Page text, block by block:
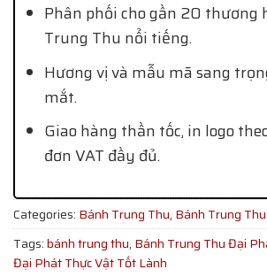
Phân phối cho gần 20 thương
Trung Thu nổi tiếng.
Hương vị và mẫu mã sang
mắt.
Giao hàng thần tốc, in logo
đơn VAT đầy đủ.
Categories: Bánh Trung Thu, Bánh Trung
Tags:bánh trung thu, Bánh Trung Thu Đại
Đại Phát Thực Vật Tốt Lành